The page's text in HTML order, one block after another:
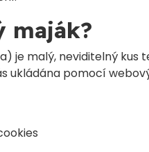
maják?
je malý, neviditelný kus
ukládána pomocí